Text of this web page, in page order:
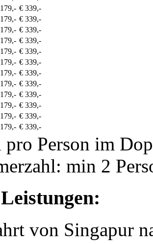
€ 339,-
€ 339,-
€ 339,-
€ 339,-
€ 339,-
€ 339,-
€ 339,-
€ 339,-
€ 339,-
€ 339,-
€ 339,-
€ 339,-
pro Person im
min 2
von Singapur